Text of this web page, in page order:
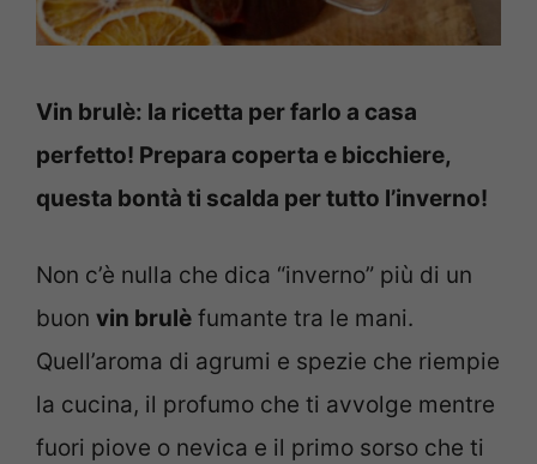
Vin brulè: la ricetta per farlo a casa
perfetto! Prepara coperta e bicchiere,
questa bontà ti scalda per tutto l’inverno!
Non c’è nulla che dica “inverno” più di un
buon vin brulè fumante tra le mani.
Quell’aroma di agrumi e spezie che riempie
la cucina, il profumo che ti avvolge mentre
fuori piove o nevica e il primo sorso che ti